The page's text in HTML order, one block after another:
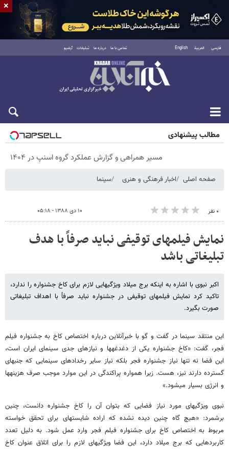
فارسی العربية English تماس با ما درباره ما تبلیغات آرشیو
جمعه ۱۶ مرداد ۱۴۰۵
مطالب پیشنهادی
مسیر همراهی و گزارش عملکرد گروه اسنپ در ۱۴۰۴
صفحه اصلی اخبار فرهنگی و هنری سینما
۰ نفر ۱۰ دی ۱۳۸۸ - ۰۵:۱۸
نمایش فیلم​های توقیفی نباید صرفاً با هدف
تبلیغاتی باشد
اکبر نبوی با اشاره به اینکه برج میلاد ویژگی​هایی لازم برای کاخ جشنواره را ندارد،
تاکید کرد نمایش فیلم​های توقیفی در جشنواره نباید صرفاً با اهداف تبلیغاتی
صورت بگیرد.
این منتقد سینما در گفت و گو با خبرآنلاین درباره اختصاص کاخ به جشنواره فیلم
فجر،​ گفت: «کاخ جشنواره یکی از دغدغه​ها و نیازهای جدی سینمای ایران است،​
این فضا نه تنها نیاز جشنواره فجر بلکه نیاز سایر رخدادهای سینمایی که جنبه​ای
گسترده دارند نیز، هست. زیرا همواره پراکندگی در این موارد موجب صرف هزینه​ها
و انرژی بسیار می​شود.»
نبوی ویژگی​های مورد نیاز فضایی که بتوان آن را کاخ جشنواره دانست، چنین
برشمرد: «هیچ گاه چنین دیده نشده که اراده​ شایسته​ای برای تحقق خواسته
مربوط به اختصاص کاخ برای جشنواره فیلم فجر وارد عمل شود. به دلیل تعدد
کاربردهایی که برج میلاد دارد، این فضا ویژگی​های لازم را برای اتلاق عنوان کاخ
×